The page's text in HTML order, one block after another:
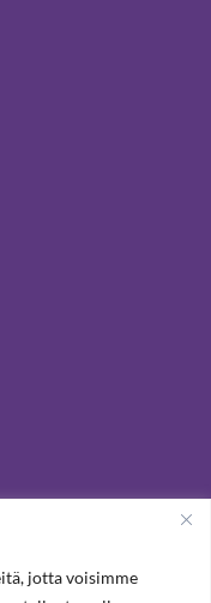
jotta voisimme
you to our Tampere